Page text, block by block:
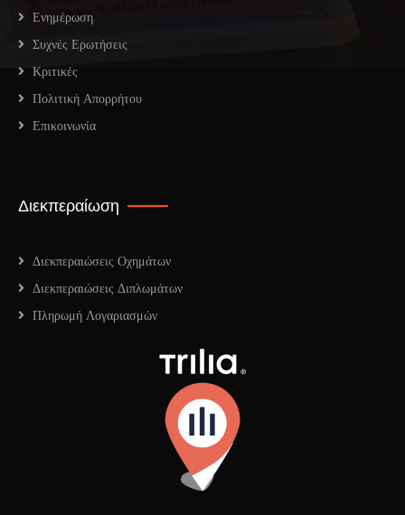
Ενημέρωση
Συχνές Ερωτήσεις
Κριτικές
Πολιτική Απορρήτου
Επικοινωνία
Διεκπεραίωση
Διεκπεραιώσεις Οχημάτων
Διεκπεραιώσεις Διπλωμάτων
Πληρωμή Λογαριασμών